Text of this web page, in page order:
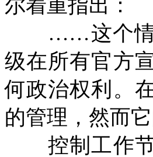
尔着重指出：
……这个情况
级在所有官方
何政治权利。
的管理，然而
控制工作节